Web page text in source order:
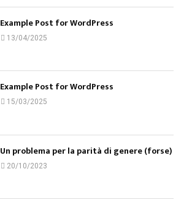
Example Post for WordPress
13/04/2025
Example Post for WordPress
15/03/2025
Un problema per la parità di genere (forse)
20/10/2023